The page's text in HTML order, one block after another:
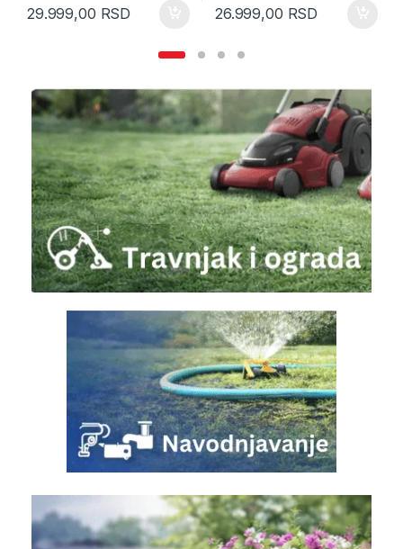
29.999,00 RSD 26.999,00 RSD